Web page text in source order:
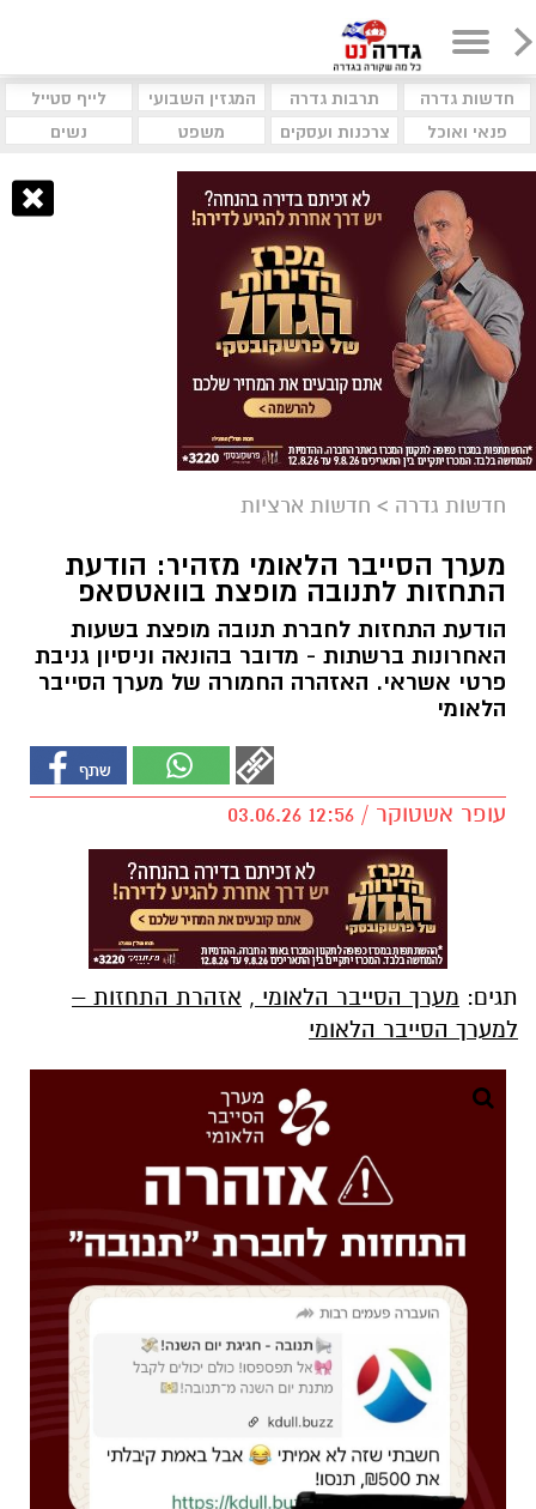
חדשות גדרה תרבות גדרה המגזין השבועי
לייף סטייל
פנאי ואוכל
צרכנות ועסקים משפט נשים
חדשות גדרה > חדשות ארציות
מערך הסייבר הלאומי מזהיר: הודעת
התחזות לתנובה מופצת בוואטסאפ
הודעת התחזות לחברת תנובה מופצת בשעות
האחרונות ברשתות - מדובר בהונאה וניסיון גניבת
פרטי אשראי. האזהרה החמורה של מערך הסייבר
הלאומי
עופר אשטוקר / 12:56 03.06.26
תגים: מערך הסייבר הלאומי , אזהרת התחזות –
למערך הסייבר הלאומי